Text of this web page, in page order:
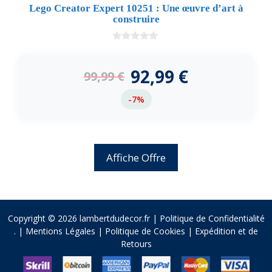
Lego Creator Expert 10251 : Une œuvre d’art à
construire
5
99,99€ 92,99 €
-7%
Affiche Offre
Copyright © 2026 lambertdudecor.fr | Politique de Confidentialité
. | Mentions Légales | Politique de Cookies | Expédition et de
Retours